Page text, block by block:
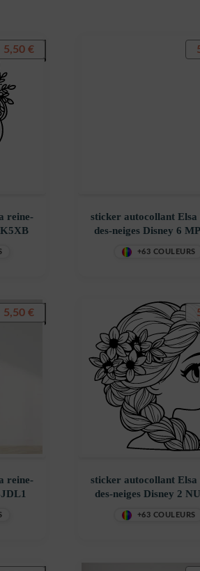
reine-
5,50 €
sticker autocollant Elsa
des-neiges Disney 6
+63 COULEURS
reine-
5,50 €
sticker autocollant Elsa
des-neiges Disney 2
+63 COULEURS